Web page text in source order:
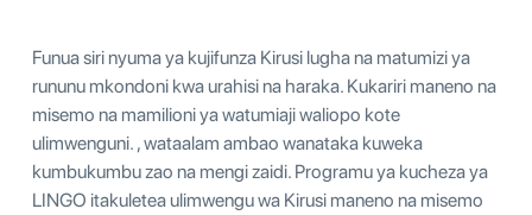
Funua siri nyuma ya kujifunza Kirusi lugha na matumizi ya
rununu mkondoni kwa urahisi na haraka. Kukariri maneno na
misemo na mamilioni ya watumiaji waliopo kote
ulimwenguni. , wataalam ambao wanataka kuweka
kumbukumbu zao na mengi zaidi. Programu ya kucheza ya
LINGO itakuletea ulimwengu wa Kirusi maneno na misemo